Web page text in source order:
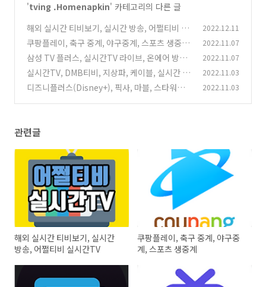
'tving .Homenapkin' 카테고리의 다른 글
해외 실시간 티비보기, 실시간 방송, 어쩔티비 실
시간TV
(0)
2022.12.11
쿠팡플레이, 축구 중계, 야구중계, 스포츠 생중계
(0)
2022.11.07
삼성 TV 플러스, 실시간TV 라이브, 온에어 방송
시청
(0)
2022.11.07
실시간TV, DMB티비, 지상파, 케이블, 실시간 스
포츠 보기 (0)
2022.11.03
디즈니플러스(Disney+), 픽사, 마블, 스타워즈,
2022.11.03
관련글
해외 실시간 티비보기, 실시간
방송, 어쩔티비 실시간TV
쿠팡플레이, 축구 중계, 야구중
계, 스포츠 생중계